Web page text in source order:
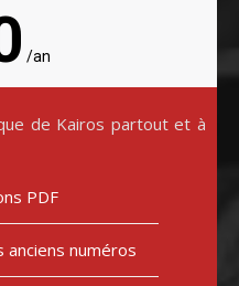
/an
de Kairos partout et à
PDF
anciens numéros